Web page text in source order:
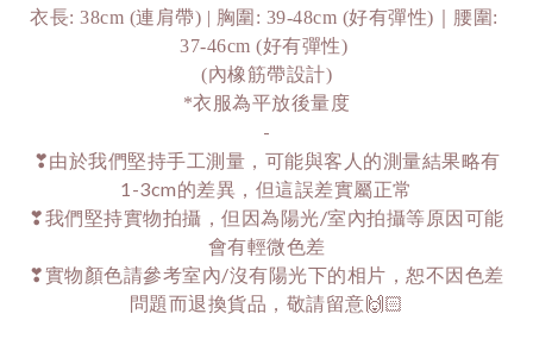
衣長: 38cm (連肩帶) | 胸圍: 39-48cm (好有彈性)｜腰圍:
37-46cm (好有彈性)
(內橡筋帶設計)
*衣服為平放後量度
-
❣由於我們堅持手工測量，可能與客人的測量結果略有
1-3cm的差異，但這誤差實屬正常
❣我們堅持實物拍攝，但因為陽光/室內拍攝等原因可能
會有輕微色差
❣實物顏色請參考室內/沒有陽光下的相片，恕不因色差
問題而退換貨品，敬請留意🙌🏻